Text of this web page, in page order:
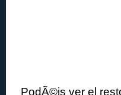
PodÃ©is ver el